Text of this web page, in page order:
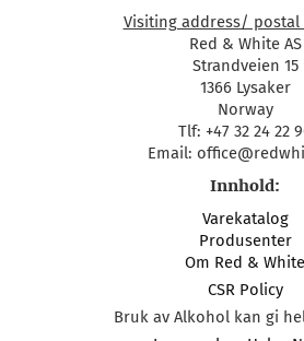
Visiting address/ postal
Red & White AS
Strandveien 15
1366 Lysaker
Norway
Tlf: +47 32 24 22
Email:
Innhold:
Varekatalog
Produsenter
Om Red & White
CSR Policy
Bruk av Alkohol kan gi